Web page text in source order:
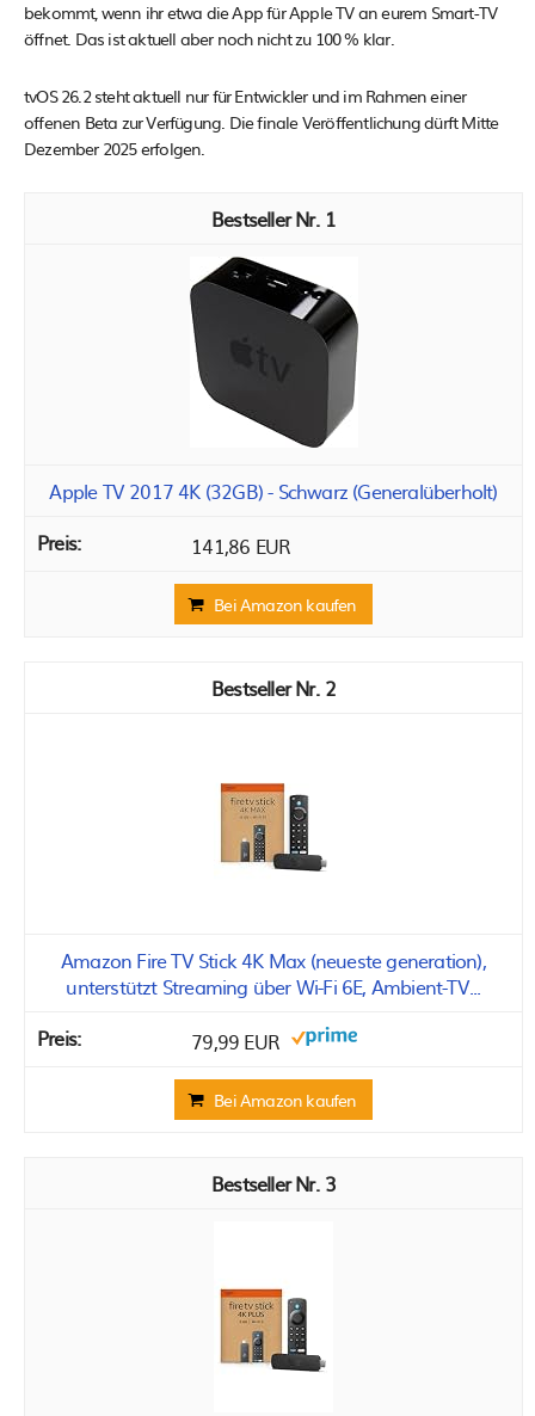
bekommt, wenn ihr etwa die App für Apple TV an eurem Smart-TV
öffnet. Das ist aktuell aber noch nicht zu 100 % klar.
tvOS 26.2 steht aktuell nur für Entwickler und im Rahmen einer
offenen Beta zur Verfügung. Die finale Veröffentlichung dürft Mitte
Dezember 2025 erfolgen.
1
Apple TV 2017 4K (32GB) - Schwarz (Generalüberholt)
141,86 EUR
Bei Amazon kaufen
2
Amazon Fire TV Stick 4K Max (neueste generation),
unterstützt Streaming über Wi-Fi 6E, Ambient-TV...
79,99 EUR
Bei Amazon kaufen
3